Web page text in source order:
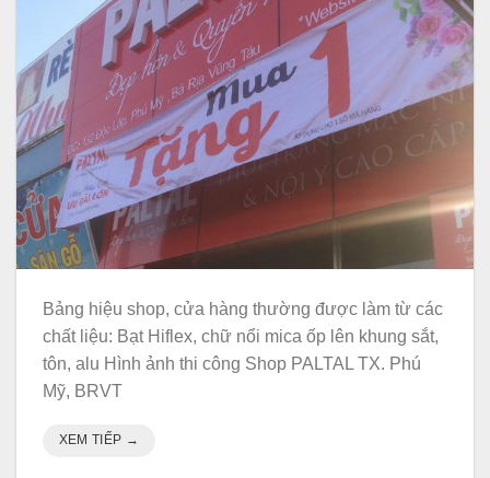
Bảng hiệu shop, cửa hàng thường được làm từ các
chất liệu: Bạt Hiflex, chữ nổi mica ốp lên khung sắt,
tôn, alu Hình ảnh thi công Shop PALTAL TX. Phú
Mỹ, BRVT
XEM TIẾP →